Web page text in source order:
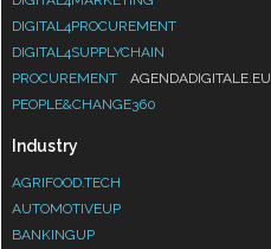
DIGITAL4PROCUREMENT
DIGITAL4SUPPLYCHAIN
PROCUREMENT
AGENDADIGITALE.EU
PEOPLE&CHANGE360
Industry
AGRIFOOD.TECH
AUTOMOTIVEUP
BANKINGUP